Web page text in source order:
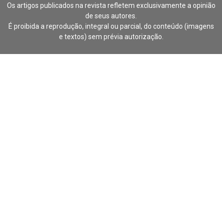
Os artigos publicados na revista refletem exclusivamente a opinião
de seus autores.
É proibida a reprodução, integral ou parcial, do conteúdo (imagens
e textos) sem prévia autorização.